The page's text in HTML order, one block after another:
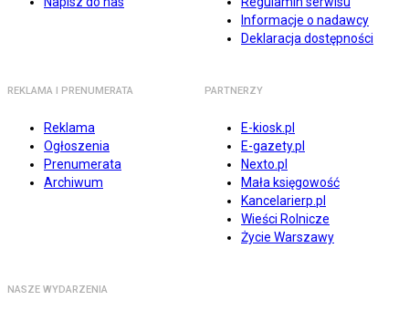
Informacje o nadawcy
Deklaracja dostępności
REKLAMA I PRENUMERATA
Reklama
Ogłoszenia
Prenumerata
Archiwum
PARTNERZY
E-kiosk.pl
E-gazety.pl
Nexto.pl
Mała księgowość
Kancelarierp.pl
Wieści Rolnicze
Życie Warszawy
NASZE WYDARZENIA